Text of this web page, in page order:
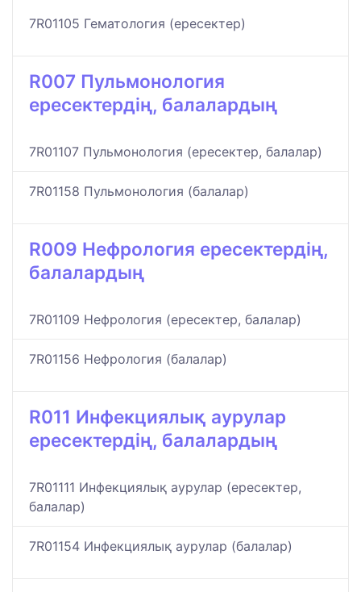
7R01105 Гематология (ересектер)
R007 Пульмонология
ересектердің, балалардың
7R01107 Пульмонология (ересектер, балалар)
7R01158 Пульмонология (балалар)
R009 Нефрология ересектердің,
балалардың
7R01109 Нефрология (ересектер, балалар)
7R01156 Нефрология (балалар)
R011 Инфекциялық аурулар
ересектердің, балалардың
7R01111 Инфекциялық аурулар (ересектер,
балалар)
7R01154 Инфекциялық аурулар (балалар)